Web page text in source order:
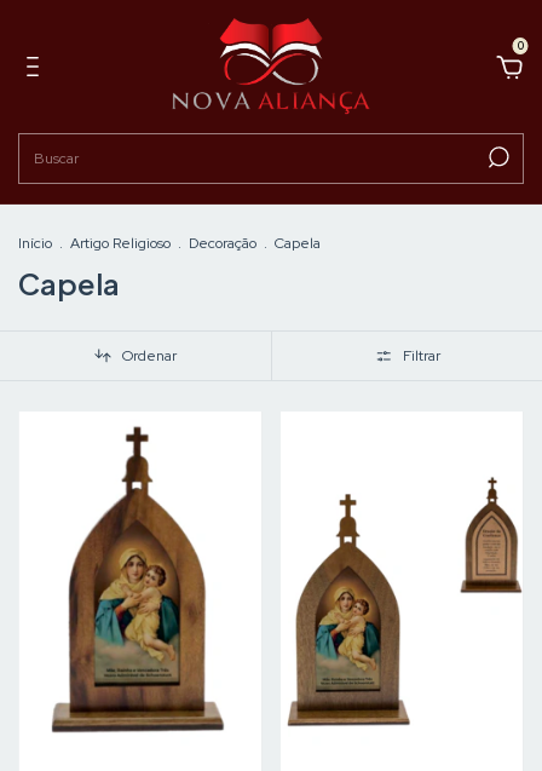
0
Início . Artigo Religioso . Decoração . Capela
Capela
Ordenar Filtrar